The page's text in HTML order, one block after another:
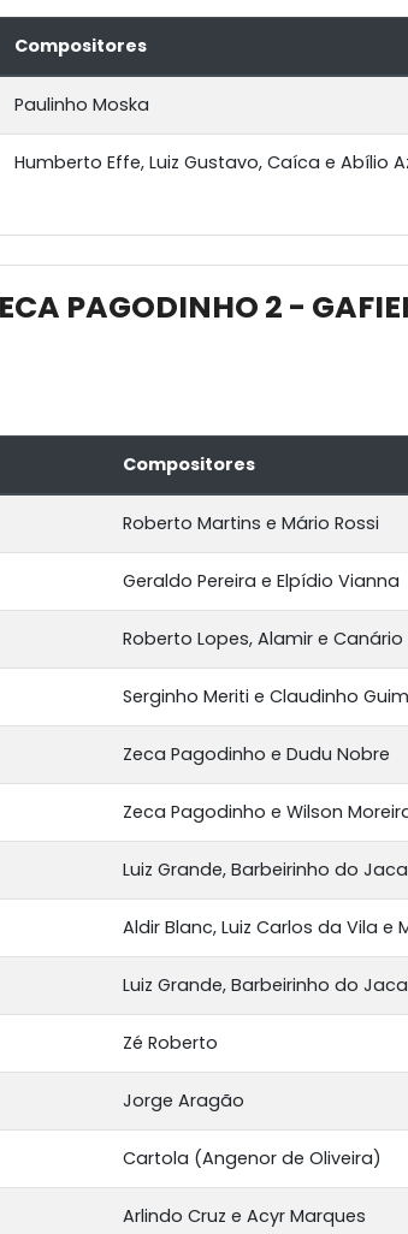
Compositores
Paulinho Moska
Humberto Effe, Luiz Gustavo, Caíca e Abílio
PAGODINHO 2 -
Compositores
Roberto Martins e Mário Rossi
Geraldo Pereira e Elpídio Vianna
Roberto Lopes, Alamir e Canário
Serginho Meriti e Claudinho
Zeca Pagodinho e Dudu Nobre
Zeca Pagodinho e Wilson
Luiz Grande, Barbeirinho do
Aldir Blanc, Luiz Carlos da Vila e
Luiz Grande, Barbeirinho do
Zé Roberto
Jorge Aragão
Cartola (Angenor de Oliveira)
Arlindo Cruz e Acyr Marques